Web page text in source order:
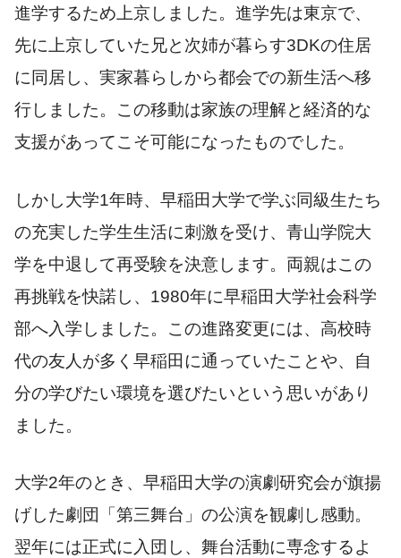
進学するため上京しました。進学先は東京で、
先に上京していた兄と次姉が暮らす3DKの住居
に同居し、実家暮らしから都会での新生活へ移
行しました。この移動は家族の理解と経済的な
支援があってこそ可能になったものでした。
しかし大学1年時、早稲田大学で学ぶ同級生たち
の充実した学生生活に刺激を受け、青山学院大
学を中退して再受験を決意します。両親はこの
再挑戦を快諾し、1980年に早稲田大学社会科学
部へ入学しました。この進路変更には、高校時
代の友人が多く早稲田に通っていたことや、自
分の学びたい環境を選びたいという思いがあり
ました。
大学2年のとき、早稲田大学の演劇研究会が旗揚
げした劇団「第三舞台」の公演を観劇し感動。
翌年には正式に入団し、舞台活動に専念するよ